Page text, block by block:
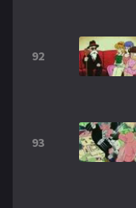
92
93